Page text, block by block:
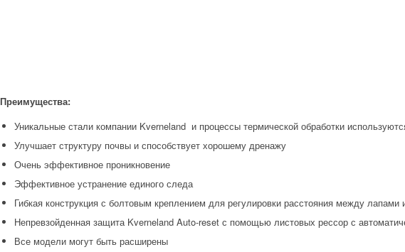
Преимущества:
Уникальные стали компании Kverneland и процессы термической обработки
Улучшает структуру почвы и способствует хорошему дренажу
Очень эффективное проникновение
Эффективное устранение единого следа
Гибкая конструкция с болтовым креплением для регулировки расстояния между
Непревзойденная защита Kverneland Auto-reset с помощью листовых рессор с
Все модели могут быть расширены